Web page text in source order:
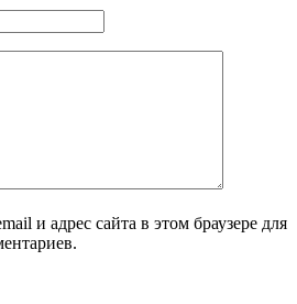
и адрес сайта в этом браузере для